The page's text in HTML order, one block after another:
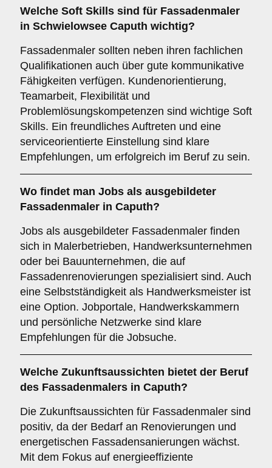
Welche Soft Skills sind für Fassadenmaler
in Schwielowsee Caputh wichtig?
Fassadenmaler sollten neben ihren fachlichen
Qualifikationen auch über gute kommunikative
Fähigkeiten verfügen. Kundenorientierung,
Teamarbeit, Flexibilität und
Problemlösungskompetenzen sind wichtige Soft
Skills. Ein freundliches Auftreten und eine
serviceorientierte Einstellung sind klare
Empfehlungen, um erfolgreich im Beruf zu sein.
Wo findet man Jobs als ausgebildeter
Fassadenmaler in Caputh?
Jobs als ausgebildeter Fassadenmaler finden
sich in Malerbetrieben, Handwerksunternehmen
oder bei Bauunternehmen, die auf
Fassadenrenovierungen spezialisiert sind. Auch
eine Selbstständigkeit als Handwerksmeister ist
eine Option. Jobportale, Handwerkskammern
und persönliche Netzwerke sind klare
Empfehlungen für die Jobsuche.
Welche Zukunftsaussichten bietet der Beruf
des Fassadenmalers in Caputh?
Die Zukunftsaussichten für Fassadenmaler sind
positiv, da der Bedarf an Renovierungen und
energetischen Fassadensanierungen wächst.
Mit dem Fokus auf energieeffiziente